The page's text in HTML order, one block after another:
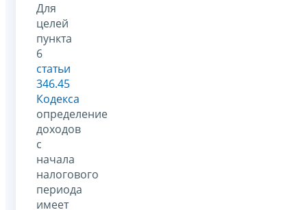
Для
целей
пункта
6
статьи
346.45
Кодекса
определение
доходов
с
начала
налогового
периода
имеет